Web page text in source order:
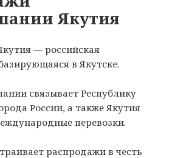
Якутия
— российская
в Якутске.
связывает Республику
России, а также Якутия
перевозки.
распродажи в честь